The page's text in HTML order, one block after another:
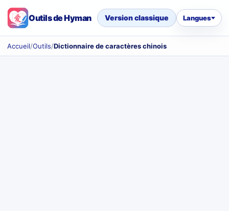
Outils de Hyman Version classique Langues
Accueil/Outils/Dictionnaire de caractères chinois